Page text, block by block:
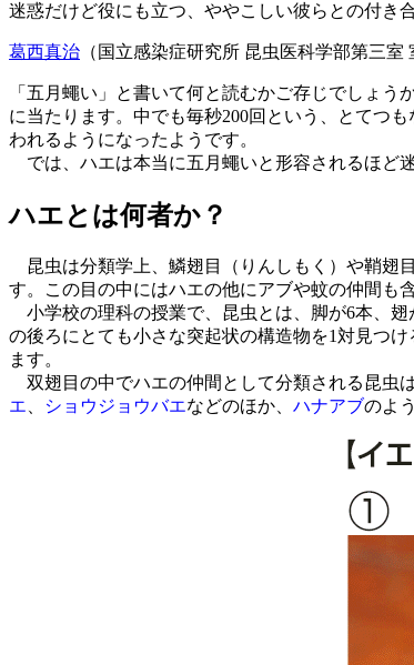
迷惑だけど役にも立つ、ややこしい彼らとの付き
葛西真治 （国立感染症研究所 昆虫医科学部第三室
「五月蠅い」と書いて何と読むかご存じでしょ
に当たります。中でも毎秒200回という、とてつ
われるようになったようです。
では、ハエは本当に五月蠅いと形容されるほど
ハエとは何者か？
昆虫は分類学上、鱗翅目（りんしもく）や鞘翅
す。この目の中にはハエの他にアブや蚊の仲間も
小学校の理科の授業で、昆虫とは、脚が6本、
の後ろにとても小さな突起状の構造物を1対見つ
ます。
双翅目の中でハエの仲間として分類される昆虫
エ
ショウジョウバエなどのほか、 ハナアブのよ